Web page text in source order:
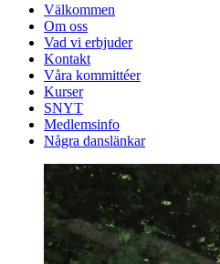
Välkommen
Om oss
Vad vi erbjuder
Kontakt
Våra kommittéer
Kurser
SNYT
Medlemsinfo
Några danslänkar